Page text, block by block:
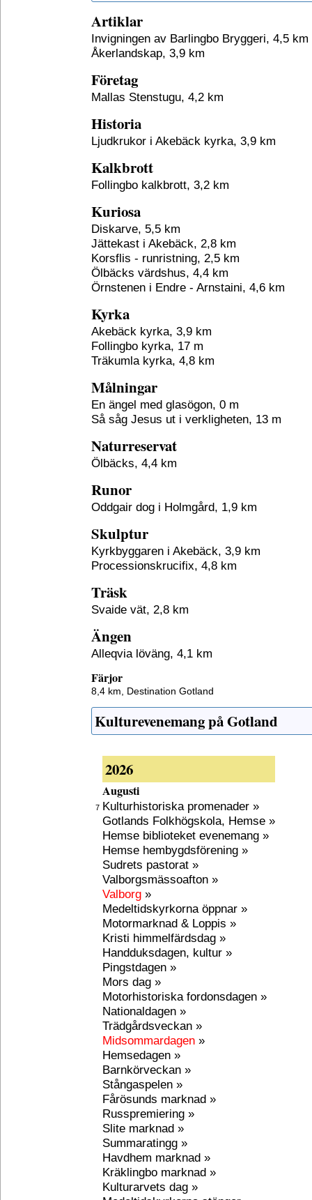
Artiklar
Invigningen av Barlingbo Bryggeri, 4,5 km
Åkerlandskap, 3,9 km
Företag
Mallas Stenstugu, 4,2 km
Historia
Ljudkrukor i Akebäck kyrka, 3,9 km
Kalkbrott
Follingbo kalkbrott, 3,2 km
Kuriosa
Diskarve, 5,5 km
Jättekast i Akebäck, 2,8 km
Korsflis - runristning, 2,5 km
Ölbäcks värdshus, 4,4 km
Örnstenen i Endre - Arnstaini, 4,6 km
Kyrka
Akebäck kyrka, 3,9 km
Follingbo kyrka, 17 m
Träkumla kyrka, 4,8 km
Målningar
En ängel med glasögon, 0 m
Så såg Jesus ut i verkligheten, 13 m
Naturreservat
Ölbäcks, 4,4 km
Runor
Oddgair dog i Holmgård, 1,9 km
Skulptur
Kyrkbyggaren i Akebäck, 3,9 km
Processionskrucifix, 4,8 km
Träsk
Svaide vät, 2,8 km
Ängen
Alleqvia löväng, 4,1 km
Färjor
8,4 km, Destination Gotland
Kulturevenemang på Gotland
2026
Augusti
7 Kulturhistoriska promenader »
Gotlands Folkhögskola, Hemse »
Hemse biblioteket evenemang »
Hemse hembygdsförening »
Sudrets pastorat »
Valborgsmässoafton »
Valborg »
Medeltidskyrkorna öppnar »
Motormarknad & Loppis »
Kristi himmelfärdsdag »
Handduksdagen, kultur »
Pingstdagen »
Mors dag »
Motorhistoriska fordonsdagen »
Nationaldagen »
Trädgårdsveckan »
Midsommardagen »
Hemsedagen »
Barnkörveckan »
Stångaspelen »
Fårösunds marknad »
Russpremiering »
Slite marknad »
Summaratingg »
Havdhem marknad »
Kräklingbo marknad »
Kulturarvets dag »